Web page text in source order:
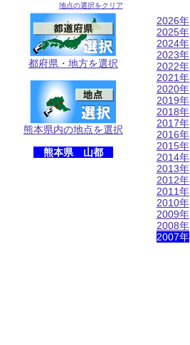
地点の選択をクリア
都府県・地方を選択
熊本県内の地点を選択
熊本県 山都
2026年
2025年
2024年
2023年
2022年
2021年
2020年
2019年
2018年
2017年
2016年
2015年
2014年
2013年
2012年
2011年
2010年
2009年
2008年
2007年